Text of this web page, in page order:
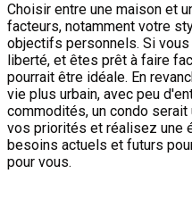
Choisir entre une maison et
facteurs, notamment votre
objectifs personnels. Si
liberté, et êtes prêt à faire
pourrait être idéale. En
vie plus urbain, avec peu
commodités, un condo
vos priorités et réalisez une
besoins actuels et futurs
pour vous.